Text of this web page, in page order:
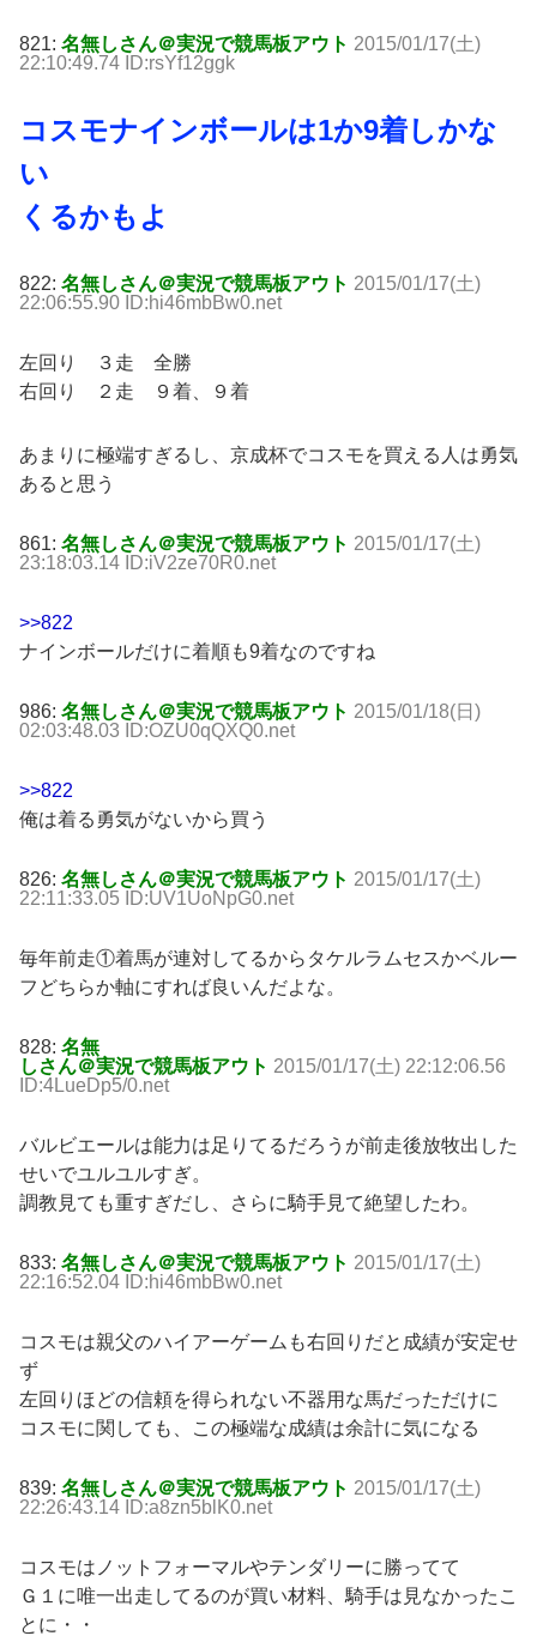
821: 名無しさん＠実況で競馬板アウト 2015/01/17(土)
22:10:49.74 ID:rsYf12ggk
コスモナインボールは1か9着しかな
い
くるかもよ
822: 名無しさん＠実況で競馬板アウト 2015/01/17(土)
22:06:55.90 ID:hi46mbBw0.net
左回り ３走 全勝
右回り ２走 ９着、９着
あまりに極端すぎるし、京成杯でコスモを買える人は勇気
あると思う
861: 名無しさん＠実況で競馬板アウト 2015/01/17(土)
23:18:03.14 ID:iV2ze70R0.net
>>822
ナインボールだけに着順も9着なのですね
986: 名無しさん＠実況で競馬板アウト 2015/01/18(日)
02:03:48.03 ID:OZU0qQXQ0.net
>>822
俺は着る勇気がないから買う
826: 名無しさん＠実況で競馬板アウト 2015/01/17(土)
22:11:33.05 ID:UV1UoNpG0.net
毎年前走①着馬が連対してるからタケルラムセスかベルー
フどちらか軸にすれば良いんだよな。
828: 名無
しさん＠実況で競馬板アウト 2015/01/17(土) 22:12:06.56
ID:4LueDp5/0.net
バルビエールは能力は足りてるだろうが前走後放牧出した
せいでユルユルすぎ。
調教見ても重すぎだし、さらに騎手見て絶望したわ。
833: 名無しさん＠実況で競馬板アウト 2015/01/17(土)
22:16:52.04 ID:hi46mbBw0.net
コスモは親父のハイアーゲームも右回りだと成績が安定せ
ず
左回りほどの信頼を得られない不器用な馬だっただけに
コスモに関しても、この極端な成績は余計に気になる
839: 名無しさん＠実況で競馬板アウト 2015/01/17(土)
22:26:43.14 ID:a8zn5blK0.net
コスモはノットフォーマルやテンダリーに勝ってて
Ｇ１に唯一出走してるのが買い材料、騎手は見なかったこ
とに・・